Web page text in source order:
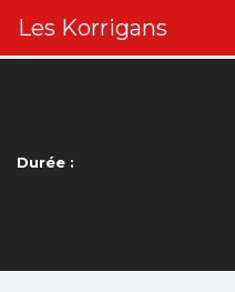
Les Korrigans
Durée :